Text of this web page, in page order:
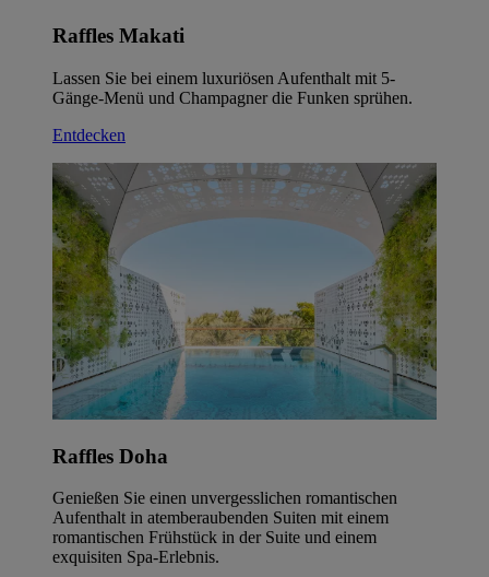
Raffles Makati
Lassen Sie bei einem luxuriösen Aufenthalt mit 5-
Gänge-Menü und Champagner die Funken sprühen.
Entdecken
Raffles Doha
Genießen Sie einen unvergesslichen romantischen
Aufenthalt in atemberaubenden Suiten mit einem
romantischen Frühstück in der Suite und einem
exquisiten Spa-Erlebnis.